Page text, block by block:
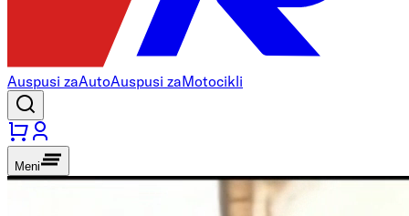
Auspusi zaAutoAuspusi zaMotocikli
Meni